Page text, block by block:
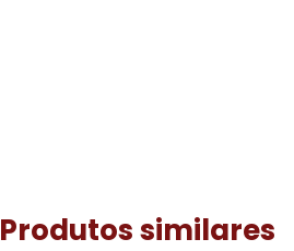
Produtos similares